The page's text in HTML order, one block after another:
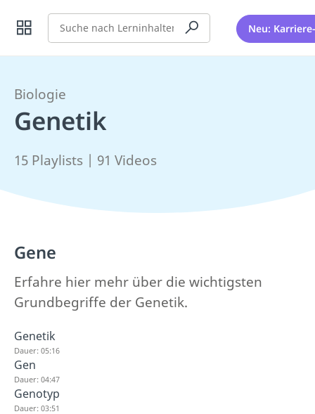
Suche Neu:
Biologie
Genetik
15 Playlists | 91 Videos
Gene
Erfahre hier mehr über die wichtigsten
Grundbegriffe der Genetik.
Genetik
Dauer: 05:16
Gen
Dauer: 04:47
Genotyp
Dauer: 03:51